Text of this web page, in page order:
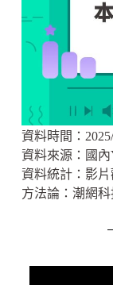
資料時間：
資料來源： 國
資料統計：影
方法論：潮網科